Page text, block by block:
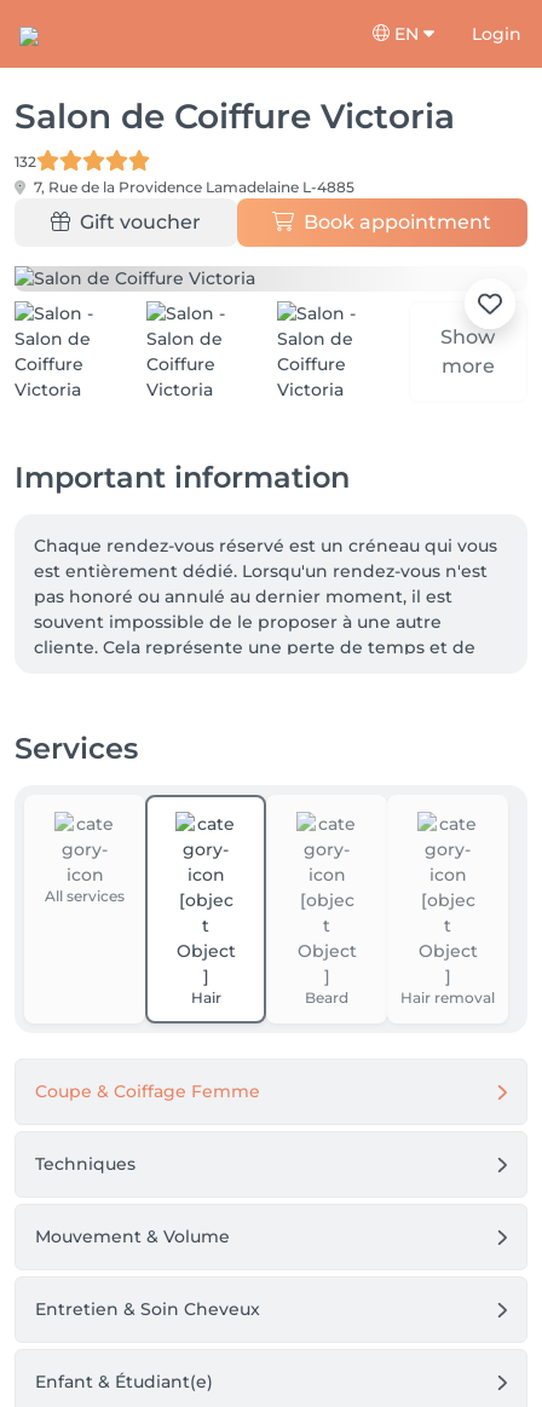
EN Login
Salon de Coiffure Victoria
132
7, Rue de la Providence Lamadelaine L-4885
Gift voucher Book appointment
Show
more
Important information
Chaque rendez-vous réservé est un créneau qui vous
est entièrement dédié. Lorsqu'un rendez-vous n'est
pas honoré ou annulé au dernier moment, il est
souvent impossible de le proposer à une autre
cliente. Cela représente une perte de temps et de
conditions, un acompte sera désormais demandé : •
supérieure à 150 €.
Cet acompte sera naturellement déduit du montant
total de votre prestation le jour du rendez-vous.
Merci pour votre compréhension, votre respect de
notre travail et votre fidélité.
Services
All services
Hair Beard Hair removal
Coupe & Coiffage Femme
Techniques
Mouvement & Volume
Entretien & Soin Cheveux
Enfant & Étudiant(e)